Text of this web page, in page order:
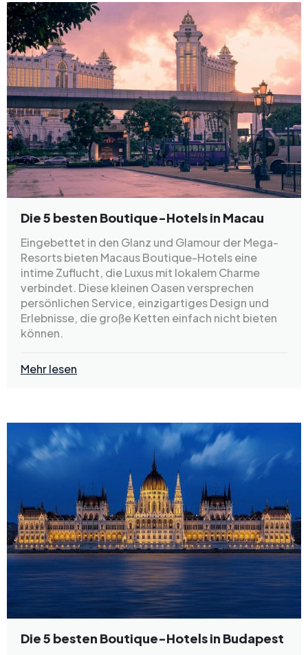
Die 5 besten Boutique-Hotels in Macau
Eingebettet in den Glanz und Glamour der Mega-
Resorts bieten Macaus Boutique-Hotels eine
intime Zuflucht, die Luxus mit lokalem Charme
verbindet. Diese kleinen Oasen versprechen
persönlichen Service, einzigartiges Design und
Erlebnisse, die große Ketten einfach nicht bieten
können.
Mehr lesen
Die 5 besten Boutique-Hotels in Budapest